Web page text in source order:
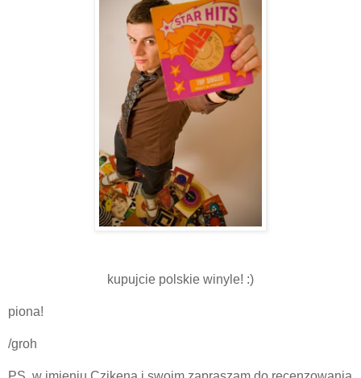
kupujcie polskie winyle! :)
piona!
/groh